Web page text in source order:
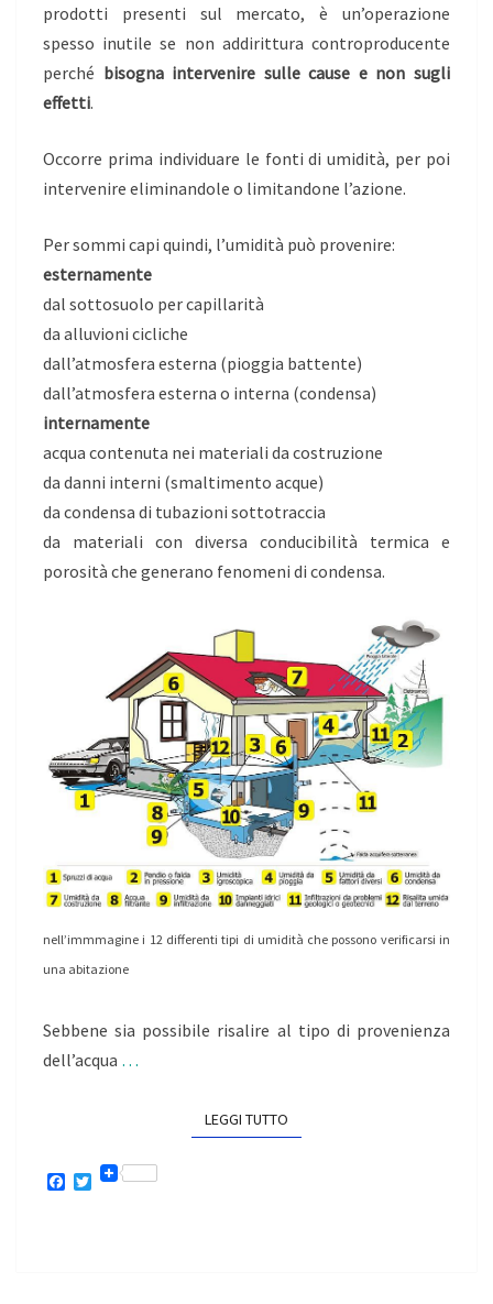
prodotti presenti sul mercato, è un’operazione
spesso inutile se non addirittura controproducente
perché bisogna intervenire sulle cause e non sugli
effetti.
Occorre prima individuare le fonti di umidità, per poi
intervenire eliminandole o limitandone l’azione.
Per sommi capi quindi, l’umidità può provenire:
esternamente
dal sottosuolo per capillarità
da alluvioni cicliche
dall’atmosfera esterna (pioggia battente)
dall’atmosfera esterna o interna (condensa)
internamente
acqua contenuta nei materiali da costruzione
da danni interni (smaltimento acque)
da condensa di tubazioni sottotraccia
da materiali con diversa conducibilità termica e
porosità che generano fenomeni di condensa.
nell’immmagine i 12 differenti tipi di umidità che possono verificarsi in
una abitazione
Sebbene sia possibile risalire al tipo di provenienza
dell’acqua …
LEGGI TUTTO
T